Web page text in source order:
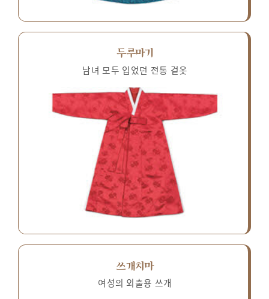
두루마기
남녀 모두 입었던 전통 겉옷
쓰개치마
여성의 외출용 쓰개